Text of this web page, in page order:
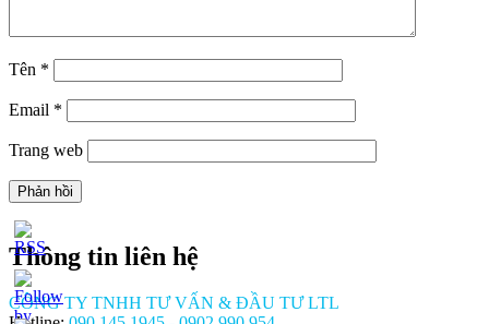
Tên *
Email *
Trang web
Thông tin liên hệ
CÔNG TY TNHH TƯ VẤN & ĐẦU TƯ LTL